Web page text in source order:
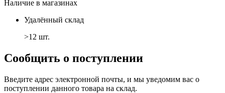
Наличие в магазинах
Удалённый склад
>12 шт.
Сообщить о поступлении
Введите адрес электронной почты, и мы уведомим вас о
поступлении данного товара на склад.